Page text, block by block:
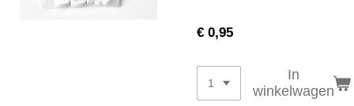
€ 0,95
In
winkelwagen